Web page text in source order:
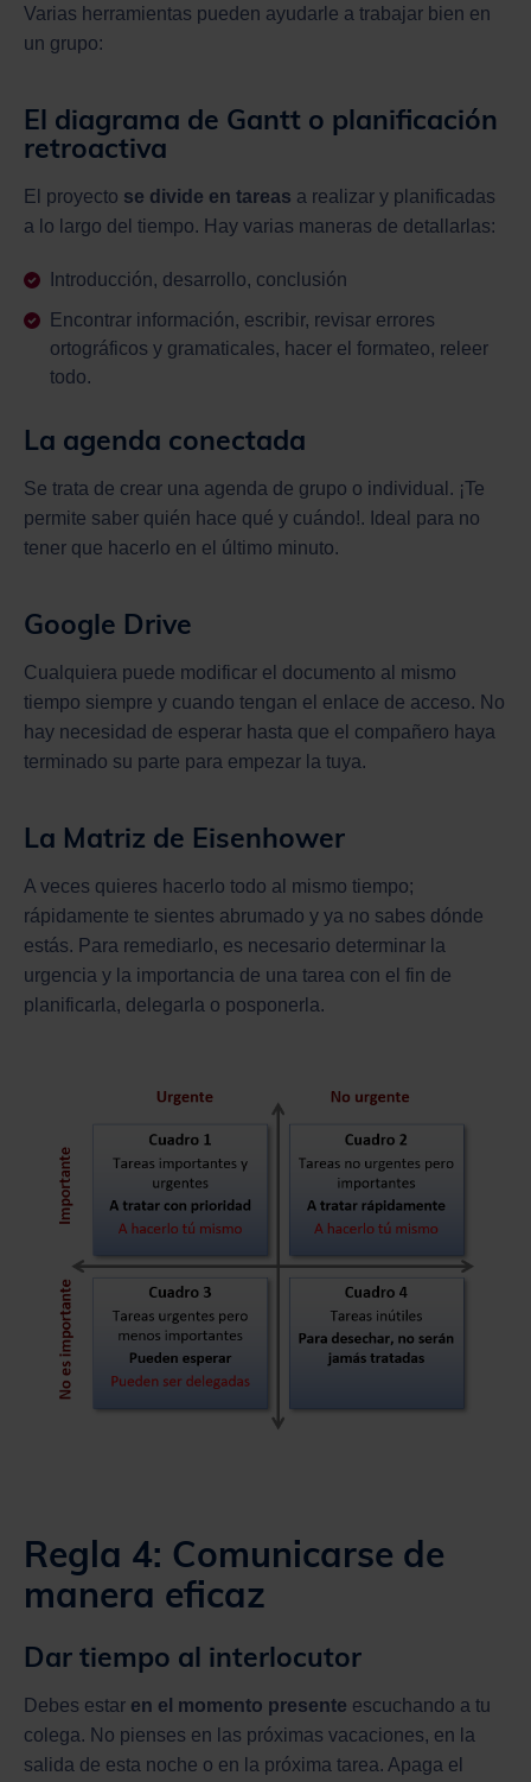
Varias herramientas pueden ayudarle a trabajar bien en
un grupo:
El diagrama de Gantt o planificación
retroactiva
El proyecto se divide en tareas a realizar y planificadas
a lo largo del tiempo. Hay varias maneras de detallarlas:
Introducción, desarrollo, conclusión
Encontrar información, escribir, revisar errores
ortográficos y gramaticales, hacer el formateo, releer
todo.
La agenda conectada
Se trata de crear una agenda de grupo o individual. ¡Te
permite saber quién hace qué y cuándo!. Ideal para no
tener que hacerlo en el último minuto.
Google Drive
Cualquiera puede modificar el documento al mismo
tiempo siempre y cuando tengan el enlace de acceso. No
hay necesidad de esperar hasta que el compañero haya
terminado su parte para empezar la tuya.
La Matriz de Eisenhower
A veces quieres hacerlo todo al mismo tiempo;
rápidamente te sientes abrumado y ya no sabes dónde
estás. Para remediarlo, es necesario determinar la
urgencia y la importancia de una tarea con el fin de
planificarla, delegarla o posponerla.
Regla 4: Comunicarse de
manera eficaz
Dar tiempo al interlocutor
Debes estar en el momento presente escuchando a tu
colega. No pienses en las próximas vacaciones, en la
salida de esta noche o en la próxima tarea. Apaga el